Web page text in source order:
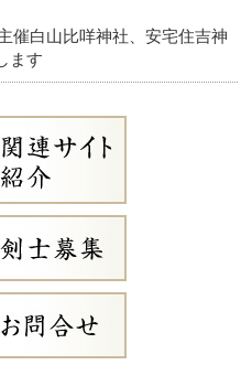
催白山比咩神社、安宅住吉神
ます